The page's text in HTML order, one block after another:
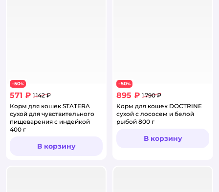
−50%
571 ₽ 1 142 ₽
Корм для кошек STATERA
сухой для чувствительного
пищеварения с индейкой
400 г
В корзину
−50%
895 ₽ 1 790 ₽
Корм для кошек DOCTRINE
сухой с лососем и белой
рыбой 800 г
В корзину